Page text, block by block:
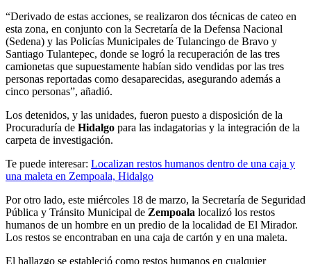
“Derivado de estas acciones, se realizaron dos técnicas de cateo en
esta zona, en conjunto con la Secretaría de la Defensa Nacional
(Sedena) y las Policías Municipales de Tulancingo de Bravo y
Santiago Tulantepec, donde se logró la recuperación de las tres
camionetas que supuestamente habían sido vendidas por las tres
personas reportadas como desaparecidas, asegurando además a
cinco personas”, añadió.
Los detenidos, y las unidades, fueron puesto a disposición de la
Procuraduría de Hidalgo para las indagatorias y la integración de la
carpeta de investigación.
Te puede interesar: Localizan restos humanos dentro de una caja y
una maleta en Zempoala, Hidalgo
Por otro lado, este miércoles 18 de marzo, la Secretaría de Seguridad
Pública y Tránsito Municipal de Zempoala localizó los restos
humanos de un hombre en un predio de la localidad de El Mirador.
Los restos se encontraban en una caja de cartón y en una maleta.
El hallazgo se estableció como restos humanos en cualquier